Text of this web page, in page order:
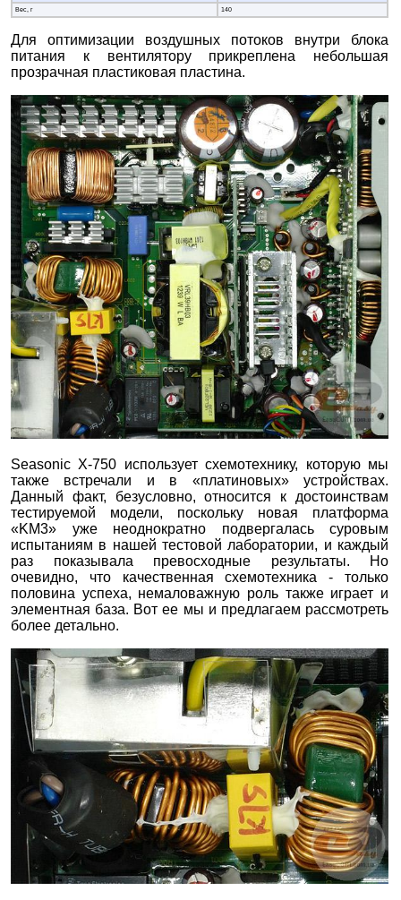
Вес, г
140
Для оптимизации воздушных потоков внутри блока
питания к вентилятору прикреплена небольшая
прозрачная пластиковая пластина.
Seasonic X-750 использует схемотехнику, которую мы
также встречали и в «платиновых» устройствах.
Данный факт, безусловно, относится к достоинствам
тестируемой модели, поскольку новая платформа
«KM3» уже неоднократно подвергалась суровым
испытаниям в нашей тестовой лаборатории, и каждый
раз показывала превосходные результаты. Но
очевидно, что качественная схемотехника - только
половина успеха, немаловажную роль также играет и
элементная база. Вот ее мы и предлагаем рассмотреть
более детально.